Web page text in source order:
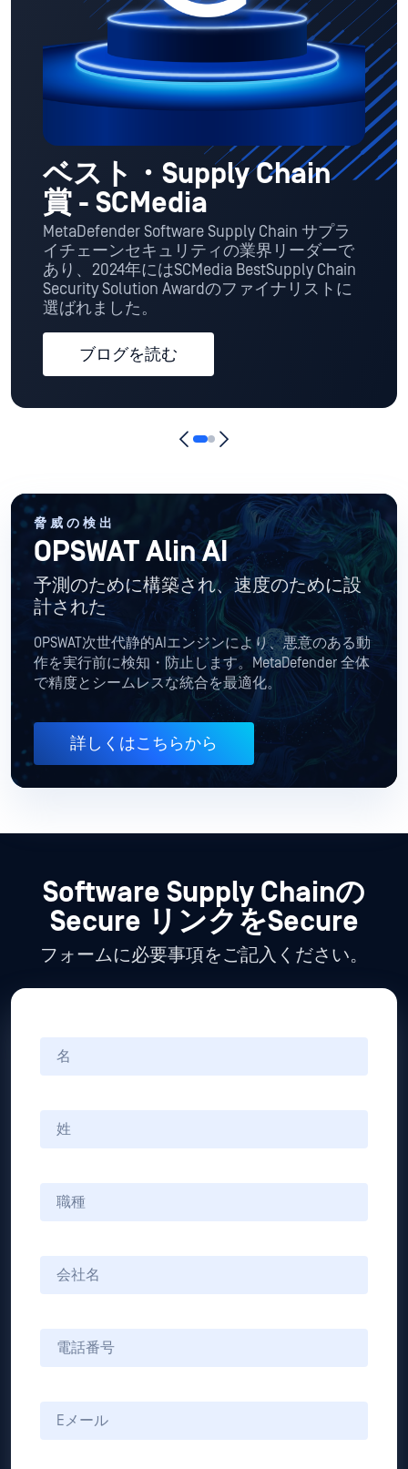
ベスト・Supply Chain
賞 - SCMedia
MetaDefender Software Supply Chain サプラ
イチェーンセキュリティの業界リーダーで
あり、2024年にはSCMedia BestSupply Chain
Security Solution Awardのファイナリストに
選ばれました。
ブログを読む
脅威の検出
OPSWAT Alin AI
予測のために構築され、速度のために設
計された
OPSWAT次世代静的AIエンジンにより、悪意のある動
作を実行前に検知・防止します。MetaDefender 全体
で精度とシームレスな統合を最適化。
詳しくはこちらから
Software Supply Chainの
Secure リンクをSecure
フォームに必要事項をご記入ください。